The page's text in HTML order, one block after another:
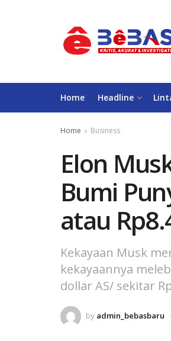
Home Headline
Home Business
Elon
Bumi
atau
Kekayaan Musk
kekayaannya
dollar AS/ sekitar
by admin_bebasbaru